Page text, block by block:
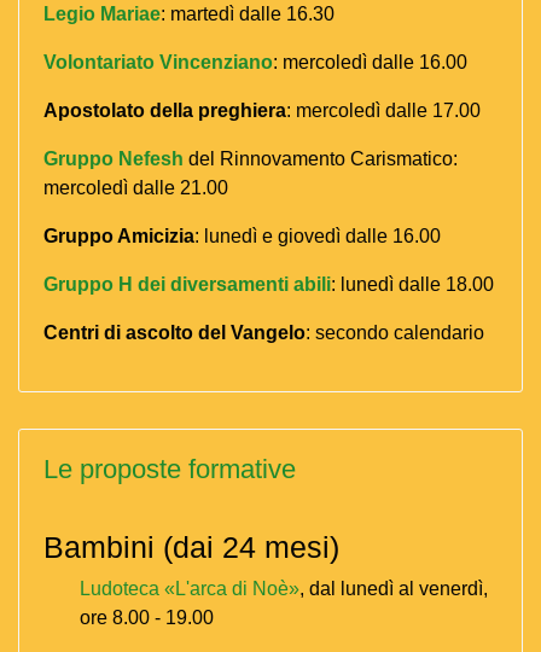
Legio Mariae: martedì dalle 16.30
Volontariato Vincenziano: mercoledì dalle 16.00
Apostolato della preghiera: mercoledì dalle 17.00
Gruppo Nefesh del Rinnovamento Carismatico:
mercoledì dalle 21.00
Gruppo Amicizia: lunedì e giovedì dalle 16.00
Gruppo H dei diversamenti abili: lunedì dalle 18.00
Centri di ascolto del Vangelo: secondo calendario
Le proposte formative
Bambini (dai 24 mesi)
Ludoteca «L'arca di Noè», dal lunedì al venerdì,
ore 8.00 - 19.00